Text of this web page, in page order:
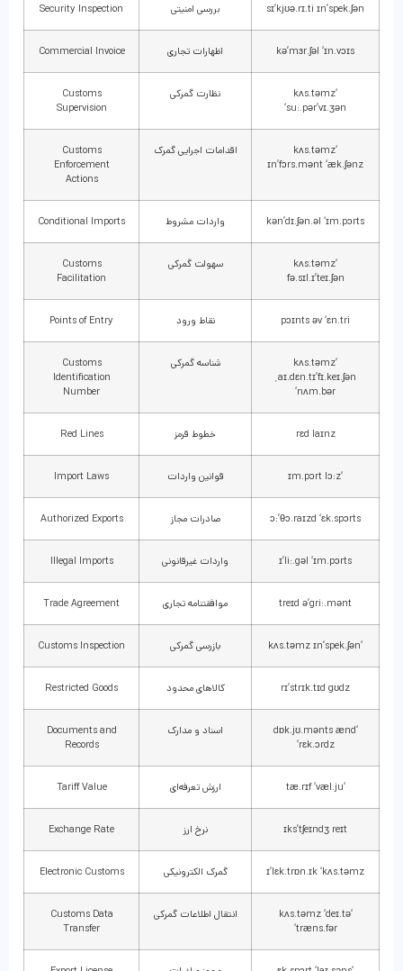
sɪ’kjʊə.rɪ.ti ɪn’spek.ʃən بررسی امنیتی Security Inspection
kə’mɜr.ʃəl ‘ɪn.vɔɪs اظهارات تجاری Commercial Invoice
‘kʌs.təmz
‘su:.pər’vɪ.ʒən
نظارت گمرکی
Customs
Supervision
‘kʌs.təmz
ɪn’fɔrs.mənt ‘æk.ʃənz
اقدامات اجرایی گمرک
Customs
Enforcement
Actions
kən’dɪ.ʃən.əl ‘ɪm.pɔrts واردات مشروط Conditional Imports
‘kʌs.təmz
fə.sɪl.ɪ’teɪ.ʃən
سهولت گمرکی
Customs
Facilitation
pɔɪnts əv ‘ɛn.tri نقاط ورود Points of Entry
‘kʌs.təmz
ˌaɪ.dɛn.tɪ’fɪ.keɪ.ʃən
‘nʌm.bər
شناسه گمرکی
Customs
Identification
Number
rɛd laɪnz خطوط قرمز Red Lines
‘ɪm.pɔrt lɔ:z قوانین واردات Import Laws
ɔ:’θɔ.raɪzd ‘ɛk.spɔrts صادرات مجاز Authorized Exports
ɪ’li:.gəl ‘ɪm.pɔrts واردات غیرقانونی Illegal Imports
treɪd ə’gri:.mənt موافقتنامه تجاری Trade Agreement
‘kʌs.təmz ɪn’spek.ʃən بازرسی گمرکی Customs Inspection
rɪ’strɪk.tɪd gʊdz کالاهای محدود Restricted Goods
‘dɒk.jʊ.mənts ænd
‘rɛk.ɔrdz
اسناد و مدارک
Documents and
Records
‘tæ.rɪf ‘væl.ju ارزش تعرفه‌ای Tariff Value
ɪks’tʃeɪndʒ reɪt نرخ ارز Exchange Rate
ɪ’lɛk.trɒn.ɪk ‘kʌs.təmz گمرک الکترونیکی Electronic Customs
‘kʌs.təmz ‘deɪ.tə
‘træns.fər
انتقال اطلاعات گمرکی
Customs Data
Transfer